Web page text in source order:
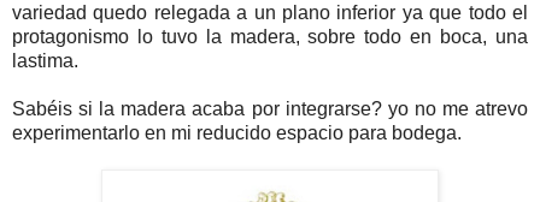
variedad quedo relegada a un plano inferior ya que todo el
protagonismo lo tuvo la madera, sobre todo en boca, una
lastima.
Sabéis si la madera acaba por integrarse? yo no me atrevo
experimentarlo en mi reducido espacio para bodega.